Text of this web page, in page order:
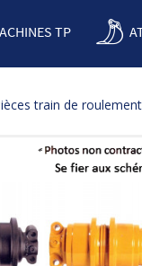
TP
train de roulement